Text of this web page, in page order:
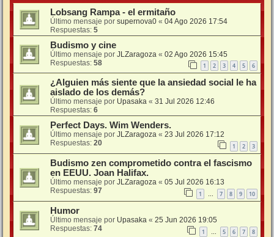
Lobsang Rampa - el ermitaño
Último mensaje por supernova0 « 04 Ago 2026 17:54
Respuestas: 5
Budismo y cine
Último mensaje por JLZaragoza « 02 Ago 2026 15:45
Respuestas: 58 1 2 3 4 5 6
¿Alguien más siente que la ansiedad social le ha
aislado de los demás?
Último mensaje por Upasaka « 31 Jul 2026 12:46
Respuestas: 6
Perfect Days. Wim Wenders.
Último mensaje por JLZaragoza « 23 Jul 2026 17:12
Respuestas: 20 1 2 3
Budismo zen comprometido contra el fascismo
en EEUU. Joan Halifax.
Último mensaje por JLZaragoza « 05 Jul 2026 16:13
Respuestas: 97 1 7 8 9 10
Humor
Último mensaje por Upasaka « 25 Jun 2026 19:05
Respuestas: 74 1 5 6 7 8